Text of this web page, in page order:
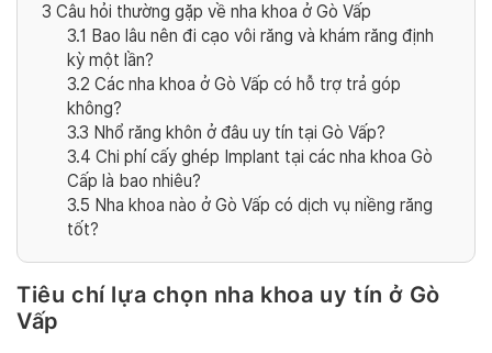
3 Câu hỏi thường gặp về nha khoa ở Gò Vấp
3.1 Bao lâu nên đi cạo vôi răng và khám răng định
kỳ một lần?
3.2 Các nha khoa ở Gò Vấp có hỗ trợ trả góp
không?
3.3 Nhổ răng khôn ở đâu uy tín tại Gò Vấp?
3.4 Chi phí cấy ghép Implant tại các nha khoa Gò
Cấp là bao nhiêu?
3.5 Nha khoa nào ở Gò Vấp có dịch vụ niềng răng
tốt?
Tiêu chí lựa chọn nha khoa uy tín ở Gò
Vấp